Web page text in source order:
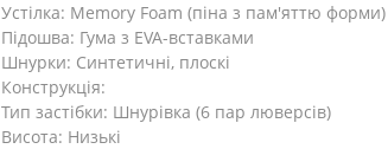
Устілка: Memory Foam (піна з пам'яттю форми)
Підошва: Гума з EVA-вставками
Шнурки: Синтетичні, плоскі
Конструкція:
Тип застібки: Шнурівка (6 пар люверсів)
Висота: Низькі